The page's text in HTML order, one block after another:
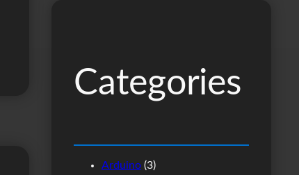
a
Categories
Arduino (3)